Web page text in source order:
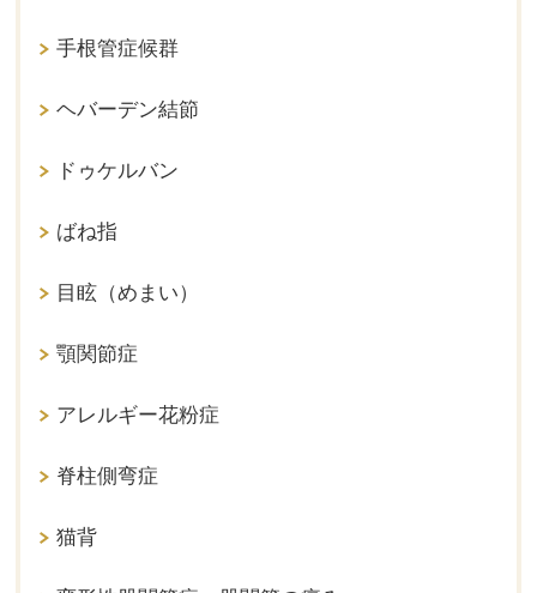
手根管症候群
ヘバーデン結節
ドゥケルバン
ばね指
目眩（めまい）
顎関節症
アレルギー花粉症
脊柱側弯症
猫背